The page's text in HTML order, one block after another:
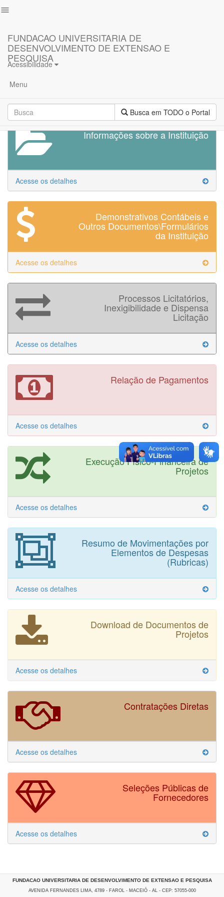
Principal
Projetos,
Repasses
Operacionais
Balanço
Patrimonial
Demonstração
Mutações
Patrimônio
Demonstração
Exercício
Fluxo
Caixa
Notas
Explicativas
Auditoria
de
Eficiência
Instituição
Perguntas
Frequentes
Fechar
Menu
menu
FUNDACAO UNIVERSITARIA DE
DESENVOLVIMENTO DE EXTENSAO E
PESQUISA
Acessibilidade
Menu
Busca em TODO o Portal
Informações sobre a Instituição
Acesse os detalhes
Demonstrativos Contábeis e
Outros Documentos\Formulários
da Instituição
Acesse os detalhes
Processos Licitatórios,
Inexigibilidade e Dispensa
Licitação
Acesse os detalhes
Relação de Pagamentos
Acesse os detalhes
Execução Físico-Financeira de
Projetos
Acesse os detalhes
Resumo de Movimentações por
Elementos de Despesas
(Rubricas)
Acesse os detalhes
Download de Documentos de
Projetos
Acesse os detalhes
Contratações Diretas
Acesse os detalhes
Seleções Públicas de
Fornecedores
Acesse os detalhes
FUNDACAO UNIVERSITARIA DE DESENVOLVIMENTO DE EXTENSAO E PESQUISA
AVENIDA FERNANDES LIMA, 4789 - FAROL - MACEIÓ - AL - CEP: 57055-000